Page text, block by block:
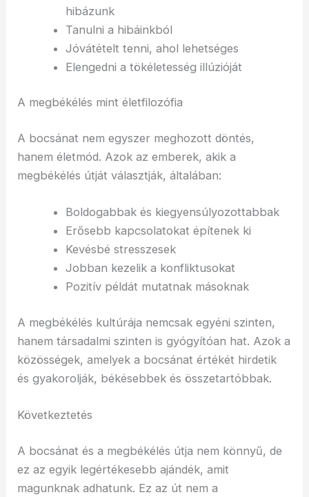
hibázunk
Tanulni a hibáinkból
Jóvátételt tenni, ahol lehetséges
Elengedni a tökéletesség illúzióját
A megbékélés mint életfilozófia
A bocsánat nem egyszer meghozott döntés,
hanem életmód. Azok az emberek, akik a
megbékélés útját választják, általában:
Boldogabbak és kiegyensúlyozottabbak
Erősebb kapcsolatokat építenek ki
Kevésbé stresszesek
Jobban kezelik a konfliktusokat
Pozitív példát mutatnak másoknak
A megbékélés kultúrája nemcsak egyéni szinten,
hanem társadalmi szinten is gyógyítóan hat. Azok a
közösségek, amelyek a bocsánat értékét hirdetik
és gyakorolják, békésebbek és összetartóbbak.
Következtetés
A bocsánat és a megbékélés útja nem könnyű, de
ez az egyik legértékesebb ajándék, amit
magunknak adhatunk. Ez az út nem a